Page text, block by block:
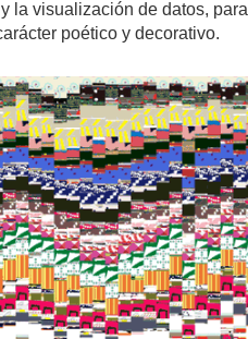
la visualización de datos,
poético y decorativo.